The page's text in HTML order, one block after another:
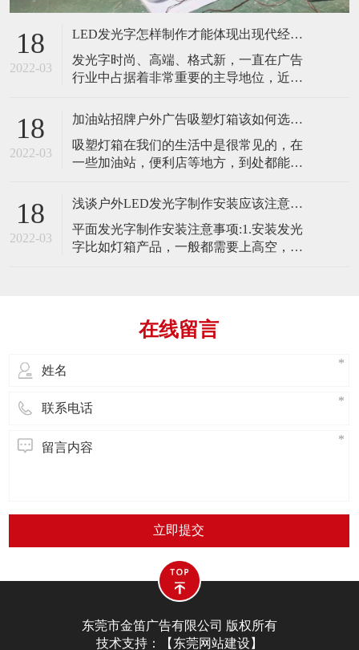
18
2022-03
LED发光字怎样制作才能体现出现代经济的创新性
发光字时尚、高端、格式新，一直在广告
行业中占据着非常重要的主导地位，近几
市场上的发光字，也越来越能体现出现代
经济的创新性，从平面发光到树脂发光
字，每一个细节都展现出了发光字的多元
化趋势，成为现阶段广告设计制作中，最
用激光将不
18
2022-03
加油站招牌户外广告吸塑灯箱该如何选择光源
吸塑灯箱在我们的生活中是很常见的，在
一些加油站，便利店等地方，到处都能见
宣传作用，所以很受使用者的喜欢。那你
时又该如何进行保养呢?下面东莞金笛广告
吸塑灯箱厂家就来为大家详细介绍一下，
18
2022-03
浅谈户外LED发光字制作安装应该注意的事项
平面发光字制作安装注意事项:1.安装发光
字比如灯箱产品，一般都需要上高空，安
点，俩人在里面拖好安全绳。4.负责在外面
安装的人员，一定要带上安全帽和手套，
在线留言
立即提交
东莞市金笛广告有限公司 版权所有
技术支持：【 东莞网站建设】